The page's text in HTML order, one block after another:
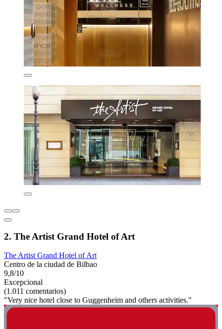
2. The Artist Grand Hotel of Art
The Artist Grand Hotel of Art
Centro de la ciudad de Bilbao
9,8/10
Excepcional
(1.011 comentarios)
"Very nice hotel close to Guggenheim and others activities."